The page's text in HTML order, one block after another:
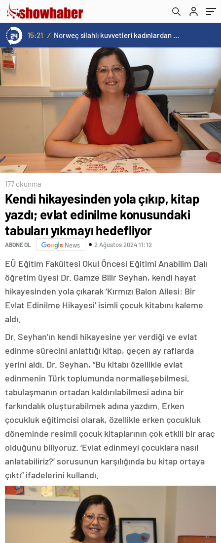
15:21 / Norweç silahlı kuvvetleri kadınlardan oluşan özel kuvvetler eğitimlerini başlattı.
177 okunma
Kendi hikayesinden yola çıkıp, kitap
yazdı; evlat edinilme konusundaki
tabuları yıkmayı hedefliyor
ABONE OL News 2 Ağustos 2024 11:12
EÜ Eğitim Fakültesi Okul Öncesi Eğitimi Anabilim Dalı
öğretim üyesi Dr. Gamze Bilir Seyhan, kendi hayat
hikayesinden yola çıkarak ‘Kırmızı Balon Ailesi: Bir
Evlat Edinilme Hikayesi’ isimli çocuk kitabını kaleme
aldı.
Dr. Seyhan’ın kendi hikayesine yer verdiği ve evlat
edinme sürecini anlattığı kitap, geçen ay raflarda
yerini aldı. Dr. Seyhan, “Bu kitabı özellikle evlat
edinmenin Türk toplumunda normalleşebilmesi,
tabulaşmanın ortadan kaldırılabilmesi adına bir
farkındalık oluşturabilmek adına yazdım. Erken
çocukluk eğitimcisi olarak, özellikle erken çocukluk
döneminde resimli çocuk kitaplarının çok etkili bir araç
olduğunu biliyoruz. ‘Evlat edinmeyi çocuklara nasıl
anlatabiliriz?’ sorusunun karşılığında bu kitap ortaya
çıktı” ifadelerini kullandı.